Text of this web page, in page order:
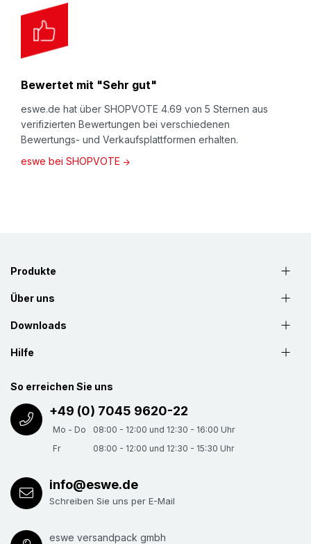
Bewertet mit "Sehr gut"
eswe.de hat über SHOPVOTE 4.69 von 5 Sternen aus
verifizierten Bewertungen bei verschiedenen
Bewertungs- und Verkaufsplattformen erhalten.
eswe bei SHOPVOTE
Produkte
Über uns
Downloads
Hilfe
So erreichen Sie uns
+49 (0) 7045 9620-22
Mo - Do
08:00 - 12:00 und 12:30 - 16:00 Uhr
Fr
08:00 - 12:00 und 12:30 - 15:30 Uhr
info@eswe.de
Schreiben Sie uns per E-Mail
eswe versandpack gmbh